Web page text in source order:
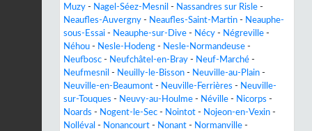
Muzy - Nagel-Séez-Mesnil - Nassandres sur Risle -
Neaufles-Auvergny - Neaufles-Saint-Martin - Neauphe-
sous-Essai - Neauphe-sur-Dive - Nécy - Négreville -
Néhou - Nesle-Hodeng - Nesle-Normandeuse -
Neufbosc - Neufchâtel-en-Bray - Neuf-Marché -
Neufmesnil - Neuilly-le-Bisson - Neuville-au-Plain -
Neuville-en-Beaumont - Neuville-Ferrières - Neuville-
sur-Touques - Neuvy-au-Houlme - Néville - Nicorps -
Noards - Nogent-le-Sec - Nointot - Nojeon-en-Vexin -
Nolléval - Nonancourt - Nonant - Normanville -